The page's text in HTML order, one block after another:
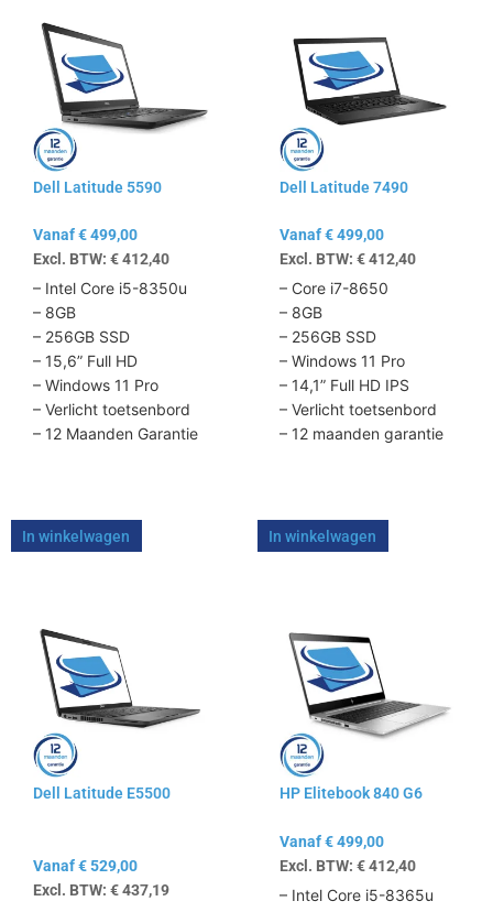
Dell Latitude 5590
Vanaf€499,00
Excl. BTW: €412,40
– Intel Core i5-8350u
– 8GB
– 256GB SSD
– 15,6” Full HD
– Windows 11 Pro
– Verlicht toetsenbord
– 12 Maanden Garantie
In winkelwagen
product
heeft
meerdere
variaties.
optie
gekozen
productpagina
Dell Latitude 7490
Vanaf€499,00
Excl. BTW: €412,40
– Core i7-8650
– 8GB
– 256GB SSD
– Windows 11 Pro
– 14,1” Full HD IPS
– Verlicht toetsenbord
– 12 maanden garantie
In winkelwagen
heeft
meerdere
variaties.
optie
gekozen
productpagina
Dell Latitude E5500
Vanaf€529,00
Excl. BTW: €437,19
product
heeft
meerdere
variaties.
optie
gekozen
productpagina
HP Elitebook 840 G6
Vanaf€499,00
Excl. BTW: €412,40
– Intel Core i5-8365u
heeft
meerdere
variaties.
optie
gekozen
productpagina